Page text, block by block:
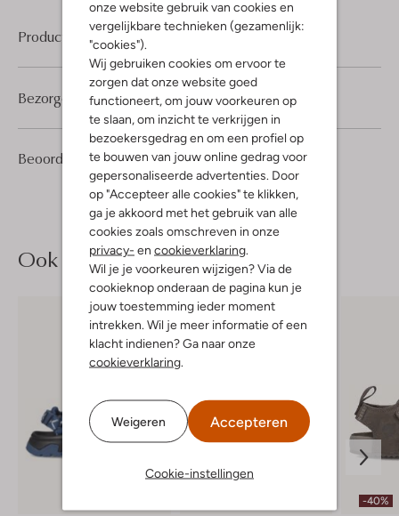
onze website gebruik van cookies en
vergelijkbare technieken (gezamenlijk:
"cookies").
Wij gebruiken cookies om ervoor te
zorgen dat onze website goed
functioneert, om jouw voorkeuren op
te slaan, om inzicht te verkrijgen in
bezoekersgedrag en om een profiel op
te bouwen van jouw online gedrag voor
gepersonaliseerde advertenties. Door
op "Accepteer alle cookies" te klikken,
ga je akkoord met het gebruik van alle
cookies zoals omschreven in onze
privacy- en cookieverklaring.
Wil je je voorkeuren wijzigen? Via de
cookieknop onderaan de pagina kun je
jouw toestemming ieder moment
intrekken. Wil je meer informatie of een
klacht indienen? Ga naar onze
cookieverklaring.
Weigeren Accepteren
Cookie-instellingen
Product informatie
Beoordelingen (31) 4/5
31
4
Sterren
Bezorgen & retourneren
Ook iets voor jou?
-40%